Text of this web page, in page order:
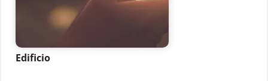
Edificio